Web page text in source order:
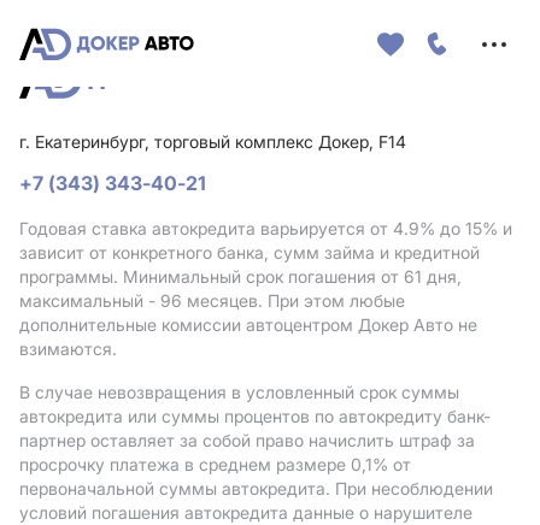
г. Екатеринбург, торговый комплекс Докер, F14
+7 (343) 343-40-21
Годовая ставка автокредита варьируется от 4.9% до 15% и
зависит от конкретного банка, сумм займа и кредитной
программы. Минимальный срок погашения от 61 дня,
максимальный - 96 месяцев. При этом любые
дополнительные комиссии автоцентром Докер Авто не
взимаются.
В случае невозвращения в условленный срок суммы
автокредита или суммы процентов по автокредиту банк-
партнер оставляет за собой право начислить штраф за
просрочку платежа в среднем размере 0,1% от
первоначальной суммы автокредита. При несоблюдении
условий погашения автокредита данные о нарушителе